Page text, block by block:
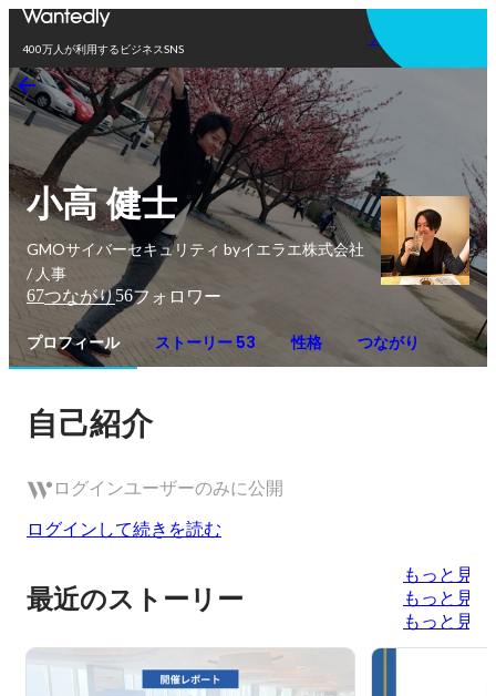
400万人が利用するビジネスSNS
アプリを使う
小高 健士
GMOサイバーセキュリティ byイエラエ株式会社
/ 人事
67つながり56フォロワー
プロフィール ストーリー 53 性格 つながり
自己紹介
ログインユーザーのみに公開
ログインして続きを読む
最近のストーリー
もっと見る
もっと見る
もっと見る